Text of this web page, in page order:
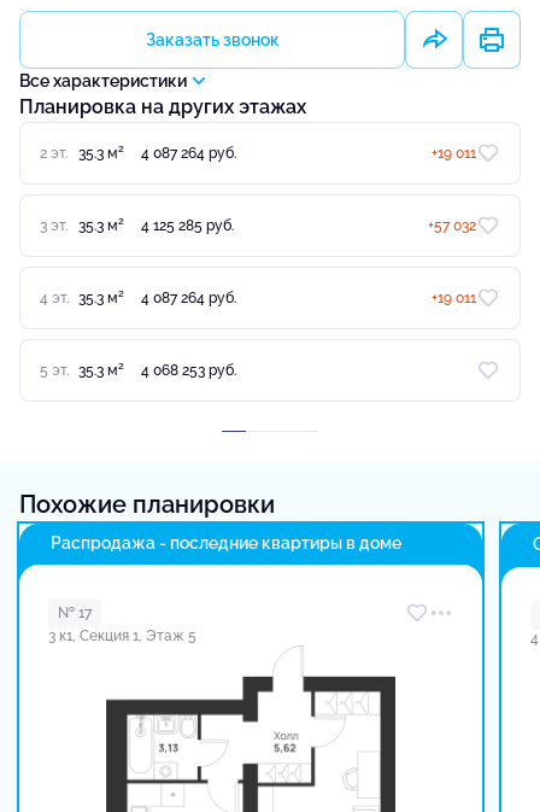
Заказать звонок
Все характеристики
Планировка на других этажах
2 эт. 35.3 м2 4 087 264 руб. +19 011
3 эт. 35.3 м2 4 125 285 руб. +57 032
4 эт. 35.3 м2 4 087 264 руб. +19 011
5 эт. 35.3 м2 4 068 253 руб.
Похожие планировки
Распродажа - последние квартиры в доме
№ 17
3 к1, Секция 1, Этаж 5